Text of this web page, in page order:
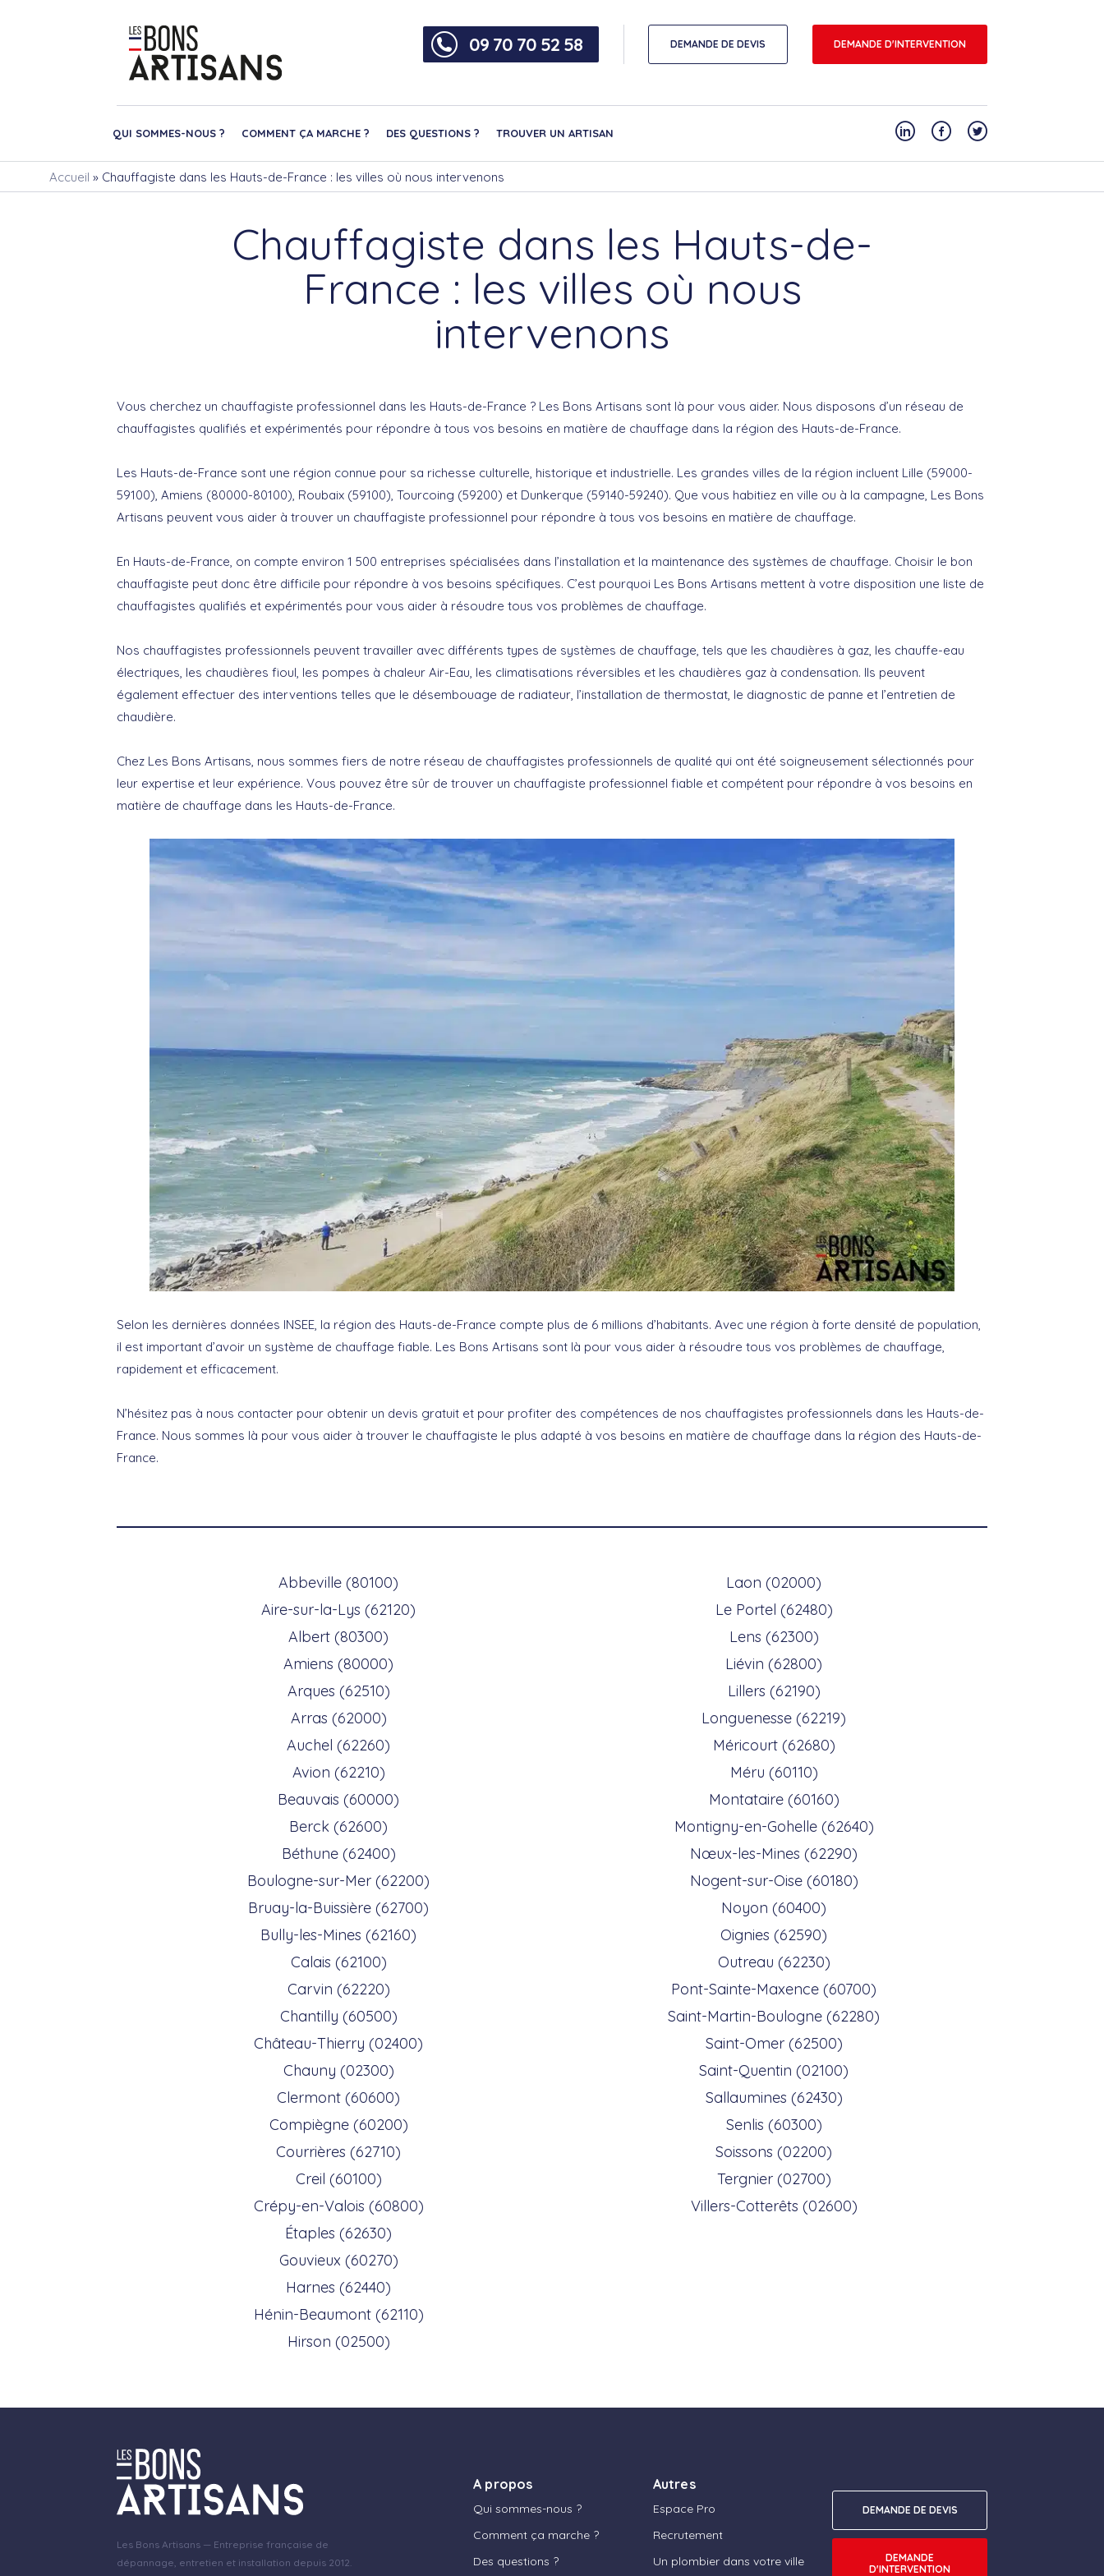
09 70 70 52 58 DEMANDE DE DEVIS DEMANDE D'INTERVENTION
QUI SOMMES-NOUS ? COMMENT ÇA MARCHE ? DES QUESTIONS ? TROUVER UN ARTISAN
Accueil » Chauffagiste dans les Hauts-de-France : les villes où nous intervenons
Chauffagiste dans les Hauts-de-
France : les villes où nous
intervenons
Vous cherchez un chauffagiste professionnel dans les Hauts-de-France ? Les Bons Artisans sont là pour vous aider. Nous disposons d’un réseau de
chauffagistes qualifiés et expérimentés pour répondre à tous vos besoins en matière de chauffage dans la région des Hauts-de-France.
Les Hauts-de-France sont une région connue pour sa richesse culturelle, historique et industrielle. Les grandes villes de la région incluent Lille (59000-
59100), Amiens (80000-80100), Roubaix (59100), Tourcoing (59200) et Dunkerque (59140-59240). Que vous habitiez en ville ou à la campagne, Les Bons
Artisans peuvent vous aider à trouver un chauffagiste professionnel pour répondre à tous vos besoins en matière de chauffage.
En Hauts-de-France, on compte environ 1 500 entreprises spécialisées dans l’installation et la maintenance des systèmes de chauffage. Choisir le bon
chauffagiste peut donc être difficile pour répondre à vos besoins spécifiques. C’est pourquoi Les Bons Artisans mettent à votre disposition une liste de
chauffagistes qualifiés et expérimentés pour vous aider à résoudre tous vos problèmes de chauffage.
Nos chauffagistes professionnels peuvent travailler avec différents types de systèmes de chauffage, tels que les chaudières à gaz, les chauffe-eau
électriques, les chaudières fioul, les pompes à chaleur Air-Eau, les climatisations réversibles et les chaudières gaz à condensation. Ils peuvent
également effectuer des interventions telles que le désembouage de radiateur, l’installation de thermostat, le diagnostic de panne et l’entretien de
chaudière.
Chez Les Bons Artisans, nous sommes fiers de notre réseau de chauffagistes professionnels de qualité qui ont été soigneusement sélectionnés pour
leur expertise et leur expérience. Vous pouvez être sûr de trouver un chauffagiste professionnel fiable et compétent pour répondre à vos besoins en
matière de chauffage dans les Hauts-de-France.
Selon les dernières données INSEE, la région des Hauts-de-France compte plus de 6 millions d’habitants. Avec une région à forte densité de population,
il est important d’avoir un système de chauffage fiable. Les Bons Artisans sont là pour vous aider à résoudre tous vos problèmes de chauffage,
rapidement et efficacement.
N’hésitez pas à nous contacter pour obtenir un devis gratuit et pour profiter des compétences de nos chauffagistes professionnels dans les Hauts-de-
France. Nous sommes là pour vous aider à trouver le chauffagiste le plus adapté à vos besoins en matière de chauffage dans la région des Hauts-de-
France.
Abbeville (80100)
Aire-sur-la-Lys (62120)
Albert (80300)
Amiens (80000)
Arques (62510)
Arras (62000)
Auchel (62260)
Avion (62210)
Beauvais (60000)
Berck (62600)
Béthune (62400)
Boulogne-sur-Mer (62200)
Bruay-la-Buissière (62700)
Bully-les-Mines (62160)
Calais (62100)
Carvin (62220)
Chantilly (60500)
Château-Thierry (02400)
Chauny (02300)
Clermont (60600)
Compiègne (60200)
Courrières (62710)
Creil (60100)
Crépy-en-Valois (60800)
Étaples (62630)
Gouvieux (60270)
Harnes (62440)
Hénin-Beaumont (62110)
Hirson (02500)
Laon (02000)
Le Portel (62480)
Lens (62300)
Liévin (62800)
Lillers (62190)
Longuenesse (62219)
Méricourt (62680)
Méru (60110)
Montataire (60160)
Montigny-en-Gohelle (62640)
Nœux-les-Mines (62290)
Nogent-sur-Oise (60180)
Noyon (60400)
Oignies (62590)
Outreau (62230)
Pont-Sainte-Maxence (60700)
Saint-Martin-Boulogne (62280)
Saint-Omer (62500)
Saint-Quentin (02100)
Sallaumines (62430)
Senlis (60300)
Soissons (02200)
Tergnier (02700)
Villers-Cotterêts (02600)
Les Bons Artisans — Entreprise française de
dépannage, entretien et installation depuis 2012.
A propos
Qui sommes-nous ?
Comment ça marche ?
Des questions ?
Autres
Espace Pro
Recrutement
Un plombier dans votre ville
DEMANDE DE DEVIS
DEMANDE
D'INTERVENTION